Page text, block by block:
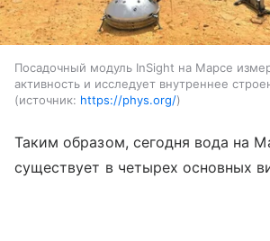
Посадочный модуль InSight на Марсе
активность и исследует внутреннее
источник: https://phys.org/
Таким образом, сегодня вода на
существует в четырех основных